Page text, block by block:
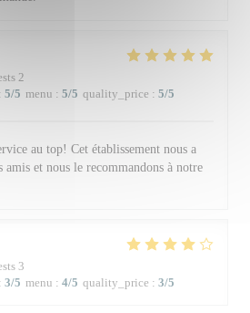
2
: 5/5 menu : 5/5 quality_price : 5/5
au top! Cet établissement nous a
amis et nous le recommandons à notre
3
: 3/5 menu : 4/5 quality_price : 3/5